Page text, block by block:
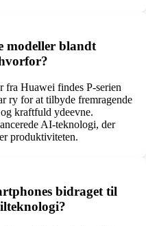
modeller blandt
fra Huawei findes P-serien
ry for at tilbyde fremragende
kraftfuld ydeevne.
AI-teknologi, der
produktiviteten.
bidraget til